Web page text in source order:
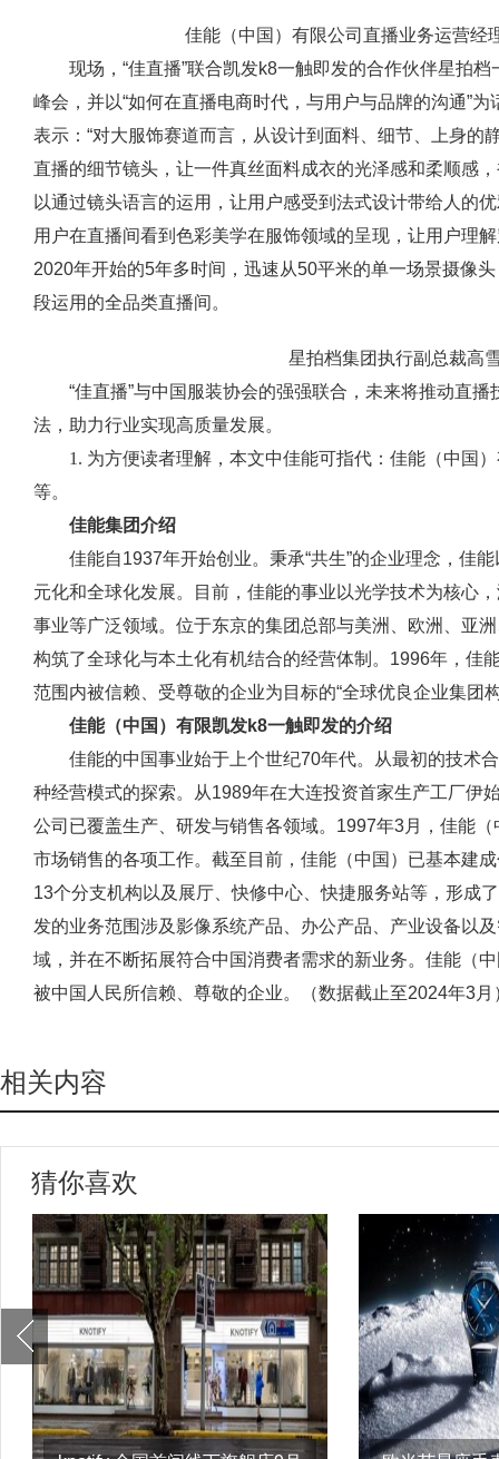
佳能（中国）有限公司直播业务运营经
现场，“佳直播”联合凯发k8一触即发的合作伙伴星拍
峰会，并以“如何在直播电商时代，与用户与品牌的沟通”
表示：“对大服饰赛道而言，从设计到面料、细节、上身的
直播的细节镜头，让一件真丝面料成衣的光泽感和柔顺感
以通过镜头语言的运用，让用户感受到法式设计带给人的
用户在直播间看到色彩美学在服饰领域的呈现，让用户理
2020年开始的5年多时间，迅速从50平米的单一场景摄像
段运用的全品类直播间。
星拍档集团执行副总裁高
“佳直播”与中国服装协会的强强联合，未来将推动直
法，助力行业实现高质量发展。
1. 为方便读者理解，本文中佳能可指代：佳能（中国
等。
佳能集团介绍
佳能自1937年开始创业。秉承“共生”的企业理念，佳
元化和全球化发展。目前，佳能的事业以光学技术为核心
事业等广泛领域。位于东京的集团总部与美洲、欧洲、亚
构筑了全球化与本土化有机结合的经营体制。1996年，佳
范围内被信赖、受尊敬的企业为目标的“全球优良企业集团
佳能（中国）有限凯发k8一触即发的介绍
佳能的中国事业始于上个世纪70年代。从最初的技术
种经营模式的探索。从1989年在大连投资首家生产工厂伊
公司已覆盖生产、研发与销售各领域。1997年3月，佳能
市场销售的各项工作。截至目前，佳能（中国）已基本建
13个分支机构以及展厅、快修中心、快捷服务站等，形成
发的业务范围涉及影像系统产品、办公产品、产业设备以
域，并在不断拓展符合中国消费者需求的新业务。佳能（
被中国人民所信赖、尊敬的企业。（数据截止至2024年3月
相关内容
猜你喜欢